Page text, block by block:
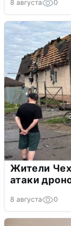
8 августа 0
Жители
атаки
8 августа 0